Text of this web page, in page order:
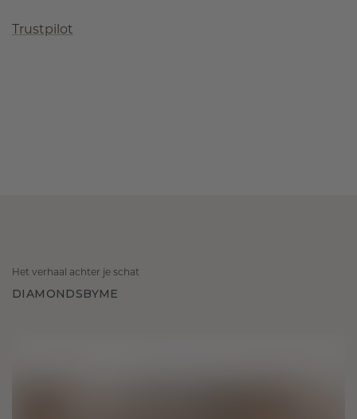
Trustpilot
Het verhaal achter je schat
DIAMONDSBYME